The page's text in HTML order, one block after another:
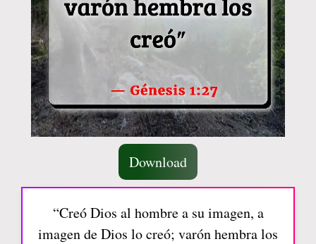
Download
“Creó Dios al hombre a su imagen, a
imagen de Dios lo creó; varón hembra los